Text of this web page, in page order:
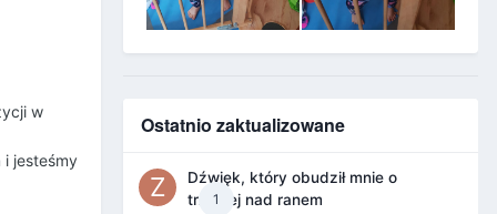
w
i jesteśmy
Ostatnio zaktualizowane
1
Dźwięk, który obudził mnie o
trzeciej nad ranem